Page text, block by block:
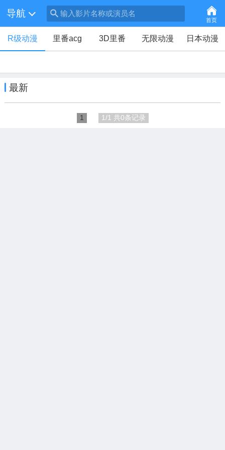
导航 输入影片名称或演员名
首页
R级动漫 里番acg 3D里番 无限动漫 日本动漫
最新
1 1/1 共0条记录